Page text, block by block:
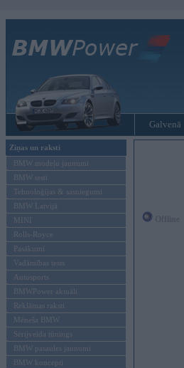
Galvenā
Ziņas un raksti
BMW modeļu jaunumi
BMW testi
Tehnoloģijas & sasniegumi
BMW Latvijā
MINI
Rolls-Royce
Pasākumi
Vadāmības tests
Autosports
BMWPower aktuāli
Reklāmas raksti
Mēneša BMW
Sērijveida tūnings
BMW pasaules jaunumi
BMW koncepti